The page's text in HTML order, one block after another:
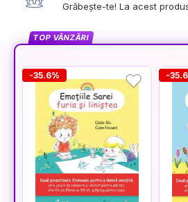
Grăbește-te! La acest
TOP VÂNZĂRI
-35.6% -